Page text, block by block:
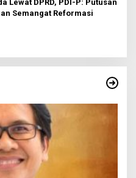
Lewat DPRD, PDI-P: Putusan
Semangat Reformasi